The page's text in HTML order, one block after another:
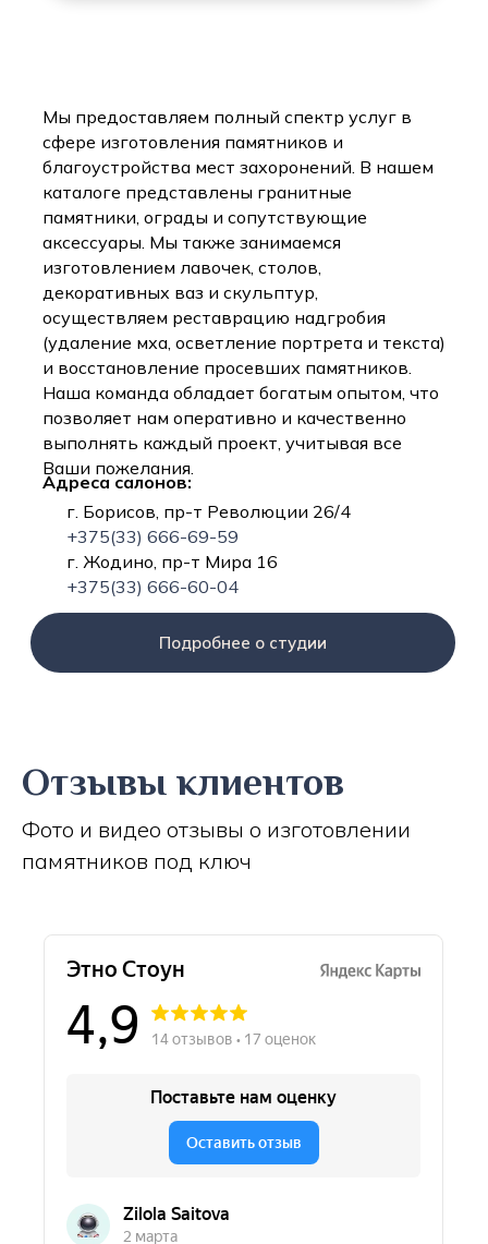
Мы предоставляем полный спектр услуг в
сфере изготовления памятников и
благоустройства мест захоронений. В нашем
каталоге представлены гранитные
памятники, ограды и сопутствующие
аксессуары. Мы также занимаемся
изготовлением лавочек, столов,
декоративных ваз и скульптур,
осуществляем реставрацию надгробия
(удаление мха, осветление портрета и текста)
и восстановление просевших памятников.
Наша команда обладает богатым опытом, что
позволяет нам оперативно и качественно
выполнять каждый проект, учитывая все
Ваши пожелания.
Адреса салонов:
г. Борисов, пр-т Революции 26/4
+375(33) 666-69-59
г. Жодино, пр-т Мира 16
+375(33) 666-60-04
Подробнее о студии
Отзывы клиентов
Фото и видео отзывы о изготовлении
памятников под ключ